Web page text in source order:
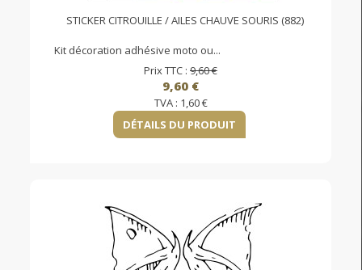
STICKER CITROUILLE / AILES CHAUVE SOURIS (882)
Kit décoration adhésive moto ou...
Prix TTC : 9,60 €
9,60 €
TVA : 1,60 €
DÉTAILS DU PRODUIT